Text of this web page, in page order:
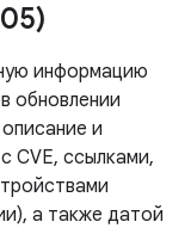
информацию
обновлении
и
CVE, ссылками,
а также датой